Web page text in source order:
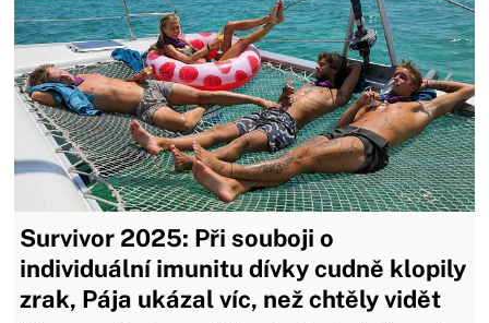
Survivor 2025: Při souboji o
individuální imunitu dívky cudně klopily
zrak, Pája ukázal víc, než chtěly vidět